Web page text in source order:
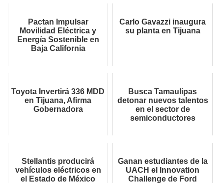
Pactan Impulsar
Movilidad Eléctrica y
Energía Sostenible en
Baja California
Carlo Gavazzi inaugura
su planta en Tijuana
Toyota Invertirá 336 MDD
en Tijuana, Afirma
Gobernadora
Busca Tamaulipas
detonar nuevos talentos
en el sector de
semiconductores
Stellantis producirá
vehículos eléctricos en
el Estado de México
Ganan estudiantes de la
UACH el Innovation
Challenge de Ford